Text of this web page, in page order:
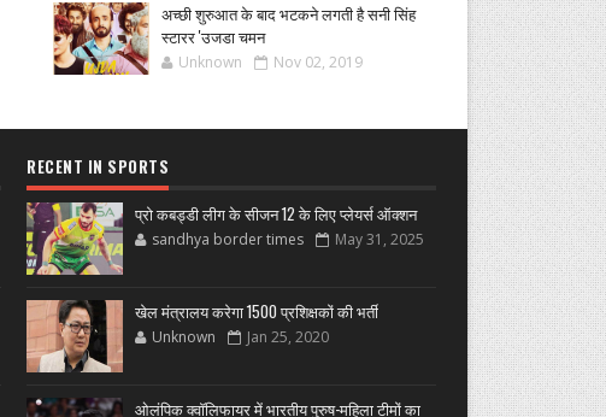
अच्छी शुरुआत के बाद भटकने लगती है सनी सिंह
स्टारर 'उजडा चमन
Unknown Nov 02, 2019
RECENT IN SPORTS
प्रो कबड्डी लीग के सीजन 12 के लिए प्लेयर्स ऑक्शन
sandhya border times May 31, 2025
खेल मंत्रालय करेगा 1500 प्रशिक्षकों की भर्ती
Unknown Jan 25, 2020
ओलंपिक क्वॉलिफायर में भारतीय पुरुष-महिला टीमों का